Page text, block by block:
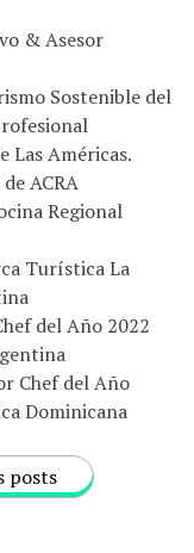
& Asesor
Sostenible del
Las Américas.
ACRA
Regional
Turística La
del Año 2022
Chef del Año
Dominicana
posts